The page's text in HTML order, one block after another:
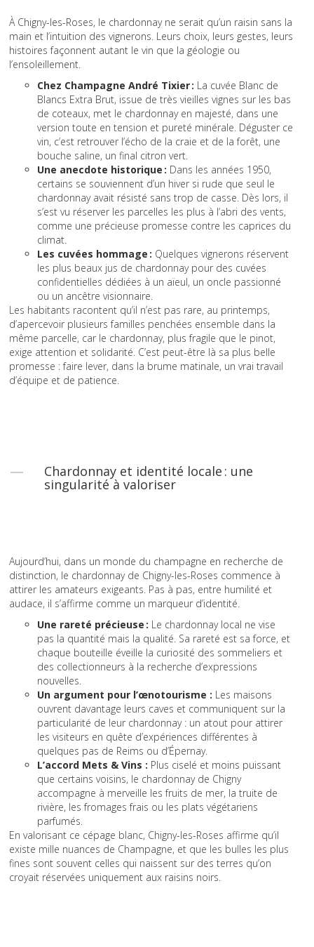
À Chigny-les-Roses, le chardonnay ne serait qu’un raisin sans la
main et l’intuition des vignerons. Leurs choix, leurs gestes, leurs
histoires façonnent autant le vin que la géologie ou
l’ensoleillement.
Chez Champagne André Tixier : La cuvée Blanc de
Blancs Extra Brut, issue de très vieilles vignes sur les bas
de coteaux, met le chardonnay en majesté, dans une
version toute en tension et pureté minérale. Déguster ce
vin, c’est retrouver l’écho de la craie et de la forêt, une
bouche saline, un final citron vert.
Une anecdote historique : Dans les années 1950,
certains se souviennent d’un hiver si rude que seul le
chardonnay avait résisté sans trop de casse. Dès lors, il
s’est vu réserver les parcelles les plus à l’abri des vents,
comme une précieuse promesse contre les caprices du
climat.
Les cuvées hommage : Quelques vignerons réservent
les plus beaux jus de chardonnay pour des cuvées
confidentielles dédiées à un aïeul, un oncle passionné
ou un ancêtre visionnaire.
Les habitants racontent qu’il n’est pas rare, au printemps,
d’apercevoir plusieurs familles penchées ensemble dans la
même parcelle, car le chardonnay, plus fragile que le pinot,
exige attention et solidarité. C’est peut-être là sa plus belle
promesse : faire lever, dans la brume matinale, un vrai travail
d’équipe et de patience.
Chardonnay et identité locale : une
singularité à valoriser
Aujourd’hui, dans un monde du champagne en recherche de
distinction, le chardonnay de Chigny-les-Roses commence à
attirer les amateurs exigeants. Pas à pas, entre humilité et
audace, il s’affirme comme un marqueur d’identité.
Une rareté précieuse : Le chardonnay local ne vise
pas la quantité mais la qualité. Sa rareté est sa force, et
chaque bouteille éveille la curiosité des sommeliers et
des collectionneurs à la recherche d’expressions
nouvelles.
Un argument pour l’œnotourisme : Les maisons
ouvrent davantage leurs caves et communiquent sur la
particularité de leur chardonnay : un atout pour attirer
les visiteurs en quête d’expériences différentes à
quelques pas de Reims ou d’Épernay.
L’accord Mets & Vins : Plus ciselé et moins puissant
que certains voisins, le chardonnay de Chigny
accompagne à merveille les fruits de mer, la truite de
rivière, les fromages frais ou les plats végétariens
parfumés.
En valorisant ce cépage blanc, Chigny-les-Roses affirme qu’il
existe mille nuances de Champagne, et que les bulles les plus
fines sont souvent celles qui naissent sur des terres qu’on
croyait réservées uniquement aux raisins noirs.